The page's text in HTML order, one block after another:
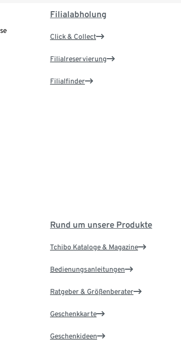
Filialabholung
Click & Collect
Filialreservierung
Filialfinder
Rund um unsere Produkte
Tchibo Kataloge & Magazine
Bedienungsanleitungen
Ratgeber & Größenberater
Geschenkkarte
Geschenkideen